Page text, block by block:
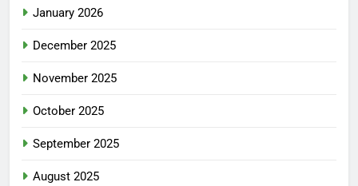
January 2026
December 2025
November 2025
October 2025
September 2025
August 2025